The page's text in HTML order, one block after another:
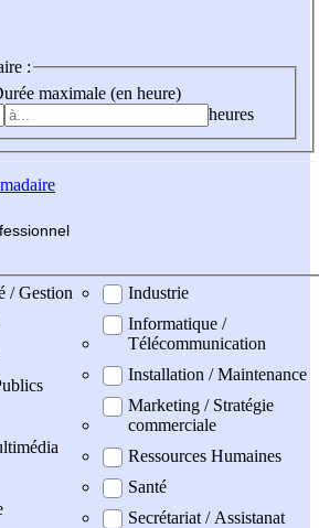
:
maximale (en heure)
heures
fessionnel
/ Gestion
Industrie
Informatique /
Télécommunication
Installation / Maintenance
Marketing / Stratégie
commerciale
Ressources Humaines
Santé
Secrétariat / Assistanat